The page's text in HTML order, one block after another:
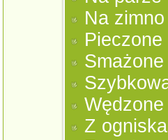
Na zimno
Pieczone
Smażone
Wędzone
Z ogniska